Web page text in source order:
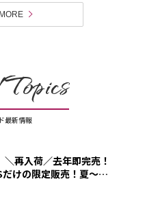
最新情報
＼再入荷／去年即完売！
けの限定販売！夏～秋